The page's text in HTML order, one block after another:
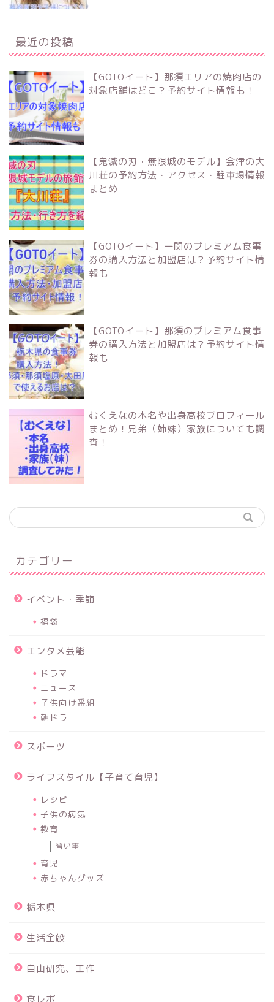
最近の投稿
【GOTOイート】那須エリアの焼肉店の
対象店舗はどこ？予約サイト情報も！
【鬼滅の刃・無限城のモデル】会津の大
川荘の予約方法・アクセス・駐車場情報
まとめ
【GOTOイート】一関のプレミアム食事
券の購入方法と加盟店は？予約サイト情
報も
【GOTOイート】那須のプレミアム食事
券の購入方法と加盟店は？予約サイト情
報も
むくえなの本名や出身高校プロフィール
まとめ！兄弟（姉妹）家族についても調
査！
カテゴリー
イベント・季節
福袋
エンタメ芸能
ドラマ
ニュース
子供向け番組
朝ドラ
スポーツ
ライフスタイル【子育て育児】
レシピ
子供の病気
教育
習い事
育児
赤ちゃんグッズ
栃木県
生活全般
自由研究、工作
食レポ